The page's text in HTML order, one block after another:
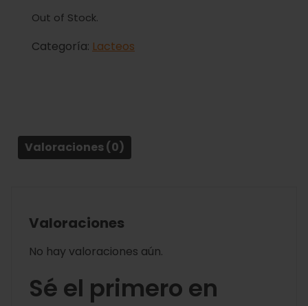
Out of Stock.
Categoría: Lacteos
Valoraciones (0)
Valoraciones
No hay valoraciones aún.
Sé el primero en